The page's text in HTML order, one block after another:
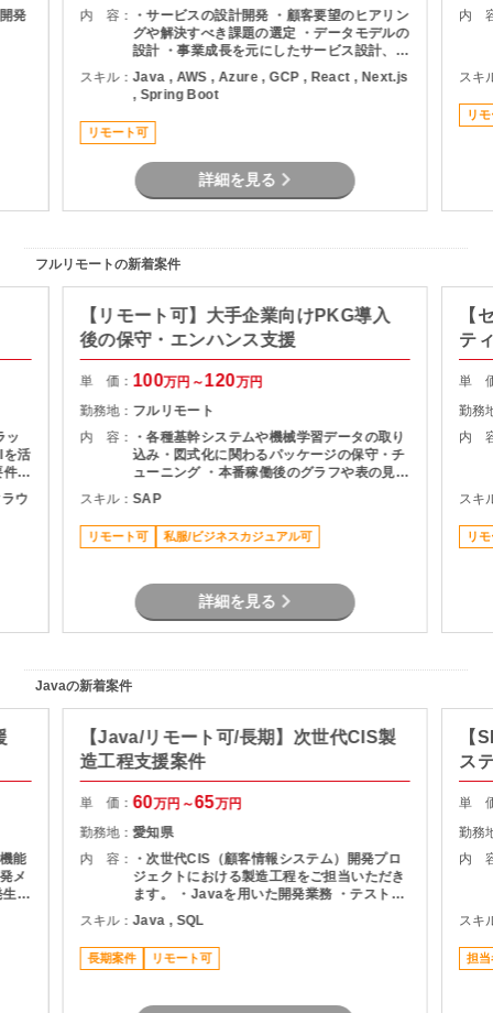
発
内 容：
・サービスの設計開発 ・顧客要望のヒアリン
グや解決すべき課題の選定 ・データモデルの
設計 ・事業成長を元にしたサービス設計、開
発、開発環境の改善
スキル：Java , AWS , Azure , GCP , React , Next.js
, Spring Boot
リモート可
詳細を見る
内
スキ
リ
フルリモートの新着案件
ッ
を活
に
・
ま
ウ
【リモート可】大手企業向けPKG導入
後の保守・エンハンス支援
単 価： 100万円～120万円
勤務地： フルリモート
内 容：
・各種基幹システムや機械学習データの取り
込み・図式化に関わるパッケージの保守・チ
ューニング ・本番稼働後のグラフや表の見栄
え変更、微修正対応 ・メンバーへの知見・技
術習熟のサポート
スキル：SAP
リモート可 私服/ビジネスカジュアル可
詳細を見る
【
テ
単
勤務
内
スキ
リ
Javaの新着案件
能
メ
【Java/リモート可/長期】次世代CIS製
造工程支援案件
単 価：60万円～65万円
勤務地：愛知県
内 容：
・次世代CIS（顧客情報システム）開発プロ
ジェクトにおける製造工程をご担当いただき
ます。 ・Javaを用いた開発業務 ・テスト実
施（Junit） ・Oracle環境での開発 ・結合工
程を中心とした開発支援
スキル：Java , SQL
長期案件 リモート可
【
ス
単
勤務
内
スキ
担当